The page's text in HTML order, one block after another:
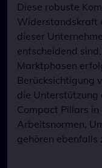
Diese robuste
Widerstandskraft
dieser
entscheidend
Marktphasen
Berücksichtigung
die Unterstützung
Compact Pillars in
Arbeitsnormen,
gehören